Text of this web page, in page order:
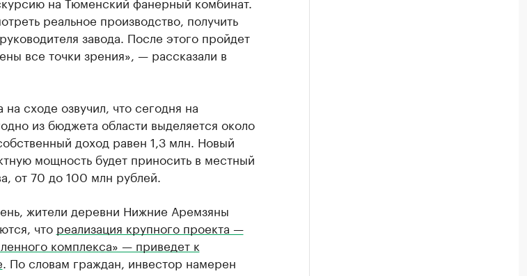
реальное производство, получить
завода. После этого пройдет
все точки зрения», — рассказали в
сходе озвучил, что сегодня на
из бюджета области выделяется около
доход равен 1,3 млн. Новый
мощность будет приносить в местный
от 70 до 100 млн рублей.
жители деревни Нижние Аремзяны
что реализация крупного проекта —
комплекса» — приведет к
. По словам граждан, инвестор намерен